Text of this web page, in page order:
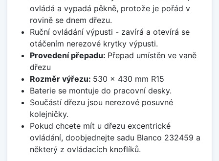
ovládá a vypadá pěkně, protože je pořád v
rovině se dnem dřezu.
Ruční ovládání výpusti - zavírá a otevírá se
otáčením nerezové krytky výpusti.
Provedení přepadu: Přepad umístěn ve vaně
dřezu
Rozměr výřezu: 530 x 430 mm R15
Baterie se montuje do pracovní desky.
Součástí dřezu jsou nerezové posuvné
kolejničky.
Pokud chcete mít u dřezu excentrické
ovládání, doobjednejte sadu Blanco 232459 a
některý z ovládacích knoflíků.